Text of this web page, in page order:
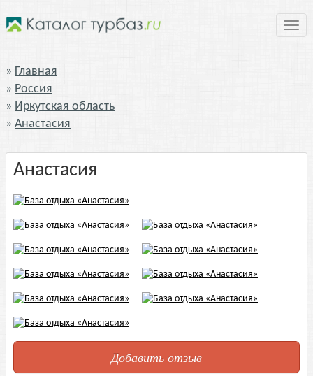
Главная
Россия
Иркутская область
Анастасия
Анастасия
Добавить отзыв